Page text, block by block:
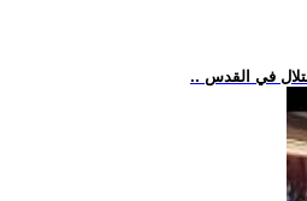
في القدس